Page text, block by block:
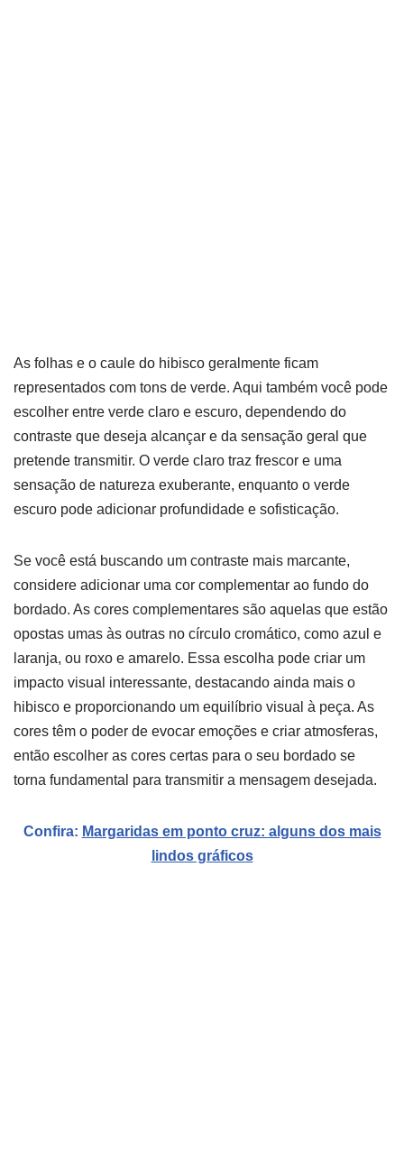
As folhas e o caule do hibisco geralmente ficam
representados com tons de verde. Aqui também você pode
escolher entre verde claro e escuro, dependendo do
contraste que deseja alcançar e da sensação geral que
pretende transmitir. O verde claro traz frescor e uma
sensação de natureza exuberante, enquanto o verde
escuro pode adicionar profundidade e sofisticação.
Se você está buscando um contraste mais marcante,
considere adicionar uma cor complementar ao fundo do
bordado. As cores complementares são aquelas que estão
opostas umas às outras no círculo cromático, como azul e
laranja, ou roxo e amarelo. Essa escolha pode criar um
impacto visual interessante, destacando ainda mais o
hibisco e proporcionando um equilíbrio visual à peça. As
cores têm o poder de evocar emoções e criar atmosferas,
então escolher as cores certas para o seu bordado se
torna fundamental para transmitir a mensagem desejada.
Confira: Margaridas em ponto cruz: alguns dos mais
lindos gráficos